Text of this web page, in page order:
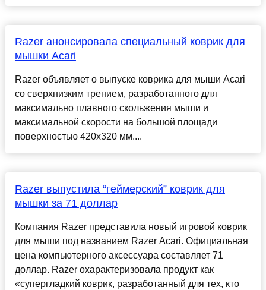
Razer анонсировала специальный коврик для
мышки Acari
Razer объявляет о выпуске коврика для мыши Acari
со сверхнизким трением, разработанного для
максимально плавного скольжения мыши и
максимальной скорости на большой площади
поверхностью 420x320 мм....
Razer выпустила “геймерский” коврик для
мышки за 71 доллар
Компания Razer представила новый игровой коврик
для мыши под названием Razer Acari. Официальная
цена компьютерного аксессуара составляет 71
доллар. Razer охарактеризовала продукт как
«супергладкий коврик, разработанный для тех, кто